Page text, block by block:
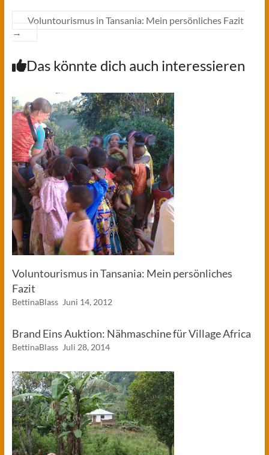
Voluntourismus in Tansania: Mein persönliches Fazit
→
Das könnte dich auch interessieren
Voluntourismus in Tansania: Mein persönliches
Fazit
BettinaBlass Juni 14, 2012
Brand Eins Auktion: Nähmaschine für Village Africa
BettinaBlass Juli 28, 2014